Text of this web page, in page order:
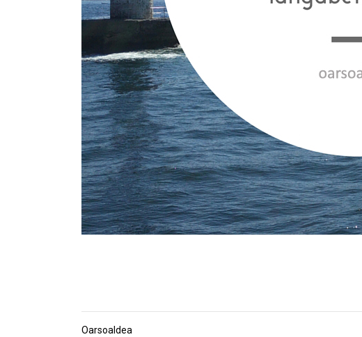
Oarsoaldea